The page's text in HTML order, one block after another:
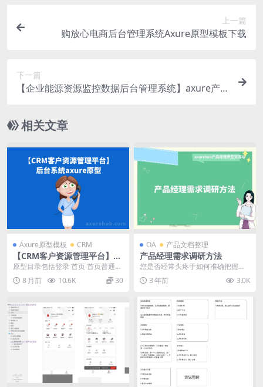
上一篇
购放心电商后台管理系统Axure原型模板下载
下一篇
【企业能源资源监控数据后台管理系统】axure产
相关文章
Axure原型模板 CRM
【CRM客户资源管理平台】后
台系统axure原型
原型目录包括登录 首页 首页普通管
理员 信息管理 创建信息 编辑信息
信息详细 ...
8 月前 10.6K 30
OA 产品文档整理
产品经理需求调研方法
您是否经常头疼于如何准确把握用
户需求？ 让我们一起探索高效的需
求调研技巧，打造用...
3 年前 3.0K